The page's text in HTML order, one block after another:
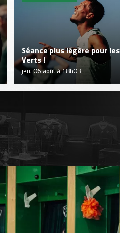
Séance plus légère pour les
Verts !
jeu. 06 août à 18h03